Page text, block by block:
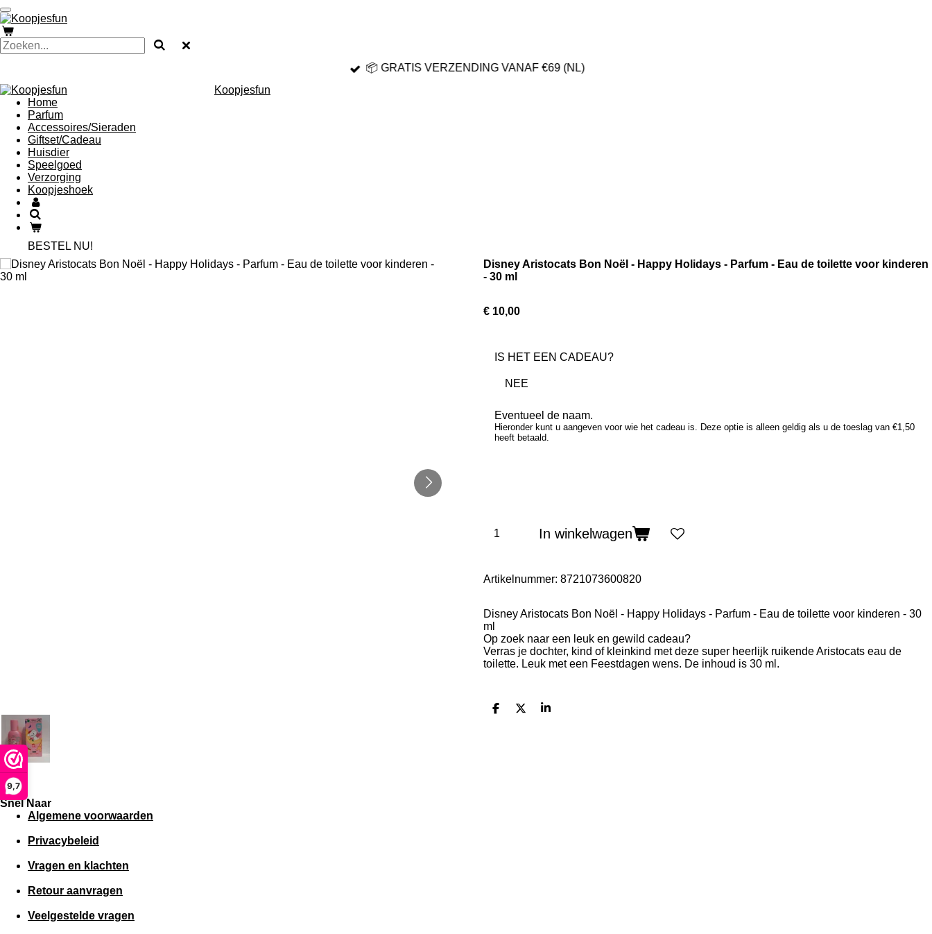
9,7
Ga
direct
naar
de
📦 GRATIS VERZENDING VANAF €69 (NL)
Koopjesfun
Home
Parfum
Accessoires/Sieraden
Giftset/Cadeau
Huisdier
Speelgoed
Verzorging
Koopjeshoek
BESTEL NU!
Disney Aristocats Bon Noël - Happy Holidays - Parfum - Eau de toilette voor kinderen
- 30 ml
€ 10,00
IS HET EEN CADEAU?
Eventueel de naam.
Hieronder kunt u aangeven voor wie het cadeau is. Deze optie is alleen geldig als u de toeslag van €1,50
heeft betaald.
In winkelwagen
Artikelnummer: 8721073600820
Disney Aristocats Bon Noël - Happy Holidays - Parfum - Eau de toilette voor kinderen - 30
ml
Op zoek naar een leuk en gewild cadeau?
Verras je dochter, kind of kleinkind met deze super heerlijk ruikende Aristocats eau de
toilette. Leuk met een Feestdagen wens. De inhoud is 30 ml.
D
D
S
Snel Naar
Algemene voorwaarden
Privacybeleid
Vragen en klachten
Retour aanvragen
Veelgestelde vragen